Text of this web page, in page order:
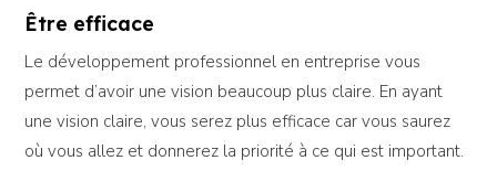
Être efficace
Le développement professionnel en entreprise vous
permet d’avoir une vision beaucoup plus claire. En ayant
une vision claire, vous serez plus efficace car vous saurez
où vous allez et donnerez la priorité à ce qui est important.